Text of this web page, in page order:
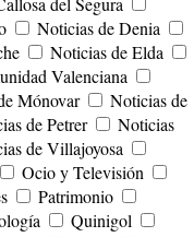
Noticias de Denia
Noticias de Elda
Valenciana
Mónovar
Noticias de
de Petrer
Noticias
de Villajoyosa
Ocio y Televisión
Patrimonio
Quinigol